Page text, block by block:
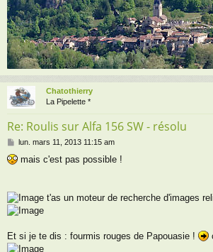
Chatothierry
La Pipelette *
Re: Roulis sur Alfa 156 SW - résolu
M
s
g
e
lun. mars 11, 2013 11:15 am
mais c'est pas possible !
t'as un moteur de recherche d'images
Et si je te dis : fourmis rouges de Papouasie !